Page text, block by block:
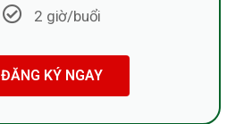
2 giờ/buổi
ĐĂNG KÝ NGAY